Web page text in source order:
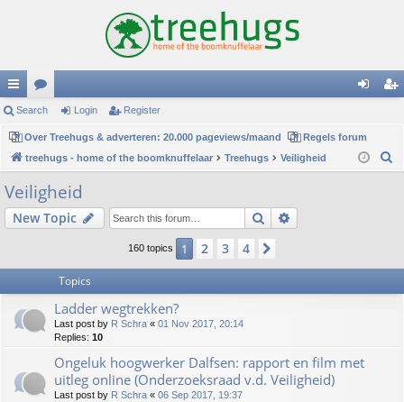
ui
ck
lin
ks
or
u
m
s
in
er
Search Login Register
Over Treehugs & adverteren: 20.000 pageviews/maand
Regels forum
treehugs - home of the boomknuffelaar
Treehugs Veiligheid
Veiligheid
New Topic Search
160 topics 1 2 3 4
Topics
Ladder wegtrekken?
Last post by R Schra « 01 Nov 2017, 20:14
Replies: 10
Ongeluk hoogwerker Dalfsen: rapport en film met
uitleg online (Onderzoeksraad v.d. Veiligheid)
Last post by R Schra « 06 Sep 2017, 19:37